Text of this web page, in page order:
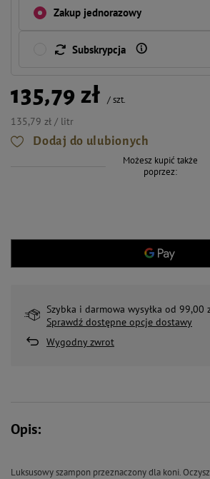
Zakup jednorazowy
Subskrypcja
135,79 zł /szt.
135,79 zł / litr
Dodaj do ulubionych
Możesz kupić także
poprzez:
Szybka i darmowa wysyłka od 99,00
Sprawdź dostępne opcje dostawy
Wygodny zwrot
Opis:
Luksusowy szampon przeznaczony dla koni.